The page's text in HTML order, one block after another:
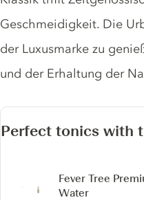
Geschmeidigkeit. Die
der Luxusmarke zu
und der Erhaltung der
Perfect tonics with
Fever Tree
Water